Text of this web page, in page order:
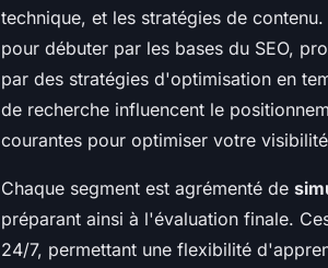
technique, et les stratégies de contenu.
pour débuter par les bases du SEO,
par des stratégies d'optimisation en
de recherche influencent le
courantes pour optimiser votre
Chaque segment est agrémenté de
préparant ainsi à l'évaluation finale.
24/7, permettant une flexibilité